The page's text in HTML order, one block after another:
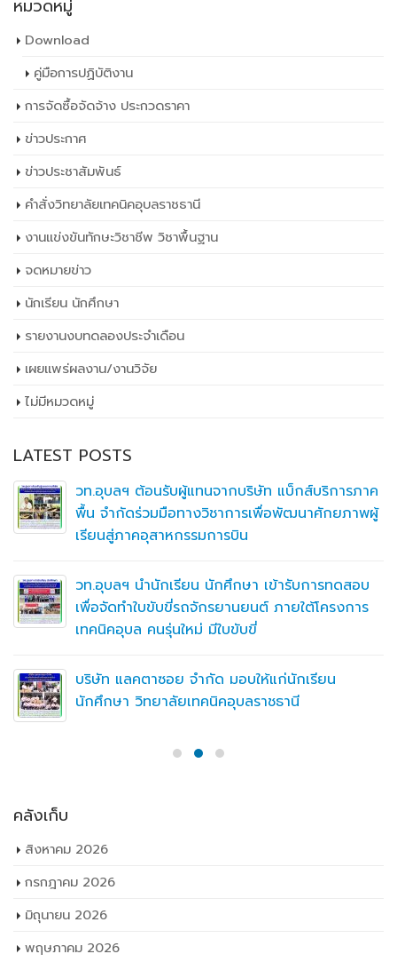
Download
การจัดซื้อจัดจ้าง ประกวดราคา
งานแข่งขันทักษะวิชาชีพ วิชาพื้นฐาน
การดำเนินงานของสถานศึกษาในการขับเคลื่อนการ
จัดการอาชีวศึกษา ปีงบประมาณ พ.ศ. 2569
คลังเก็บ
กรกฎาคม 2026
มิถุนายน 2026
มีนาคม 2026
กุมภาพันธ์ 2026
มกราคม 2026
ธันวาคม 2025
พฤศจิกายน 2025